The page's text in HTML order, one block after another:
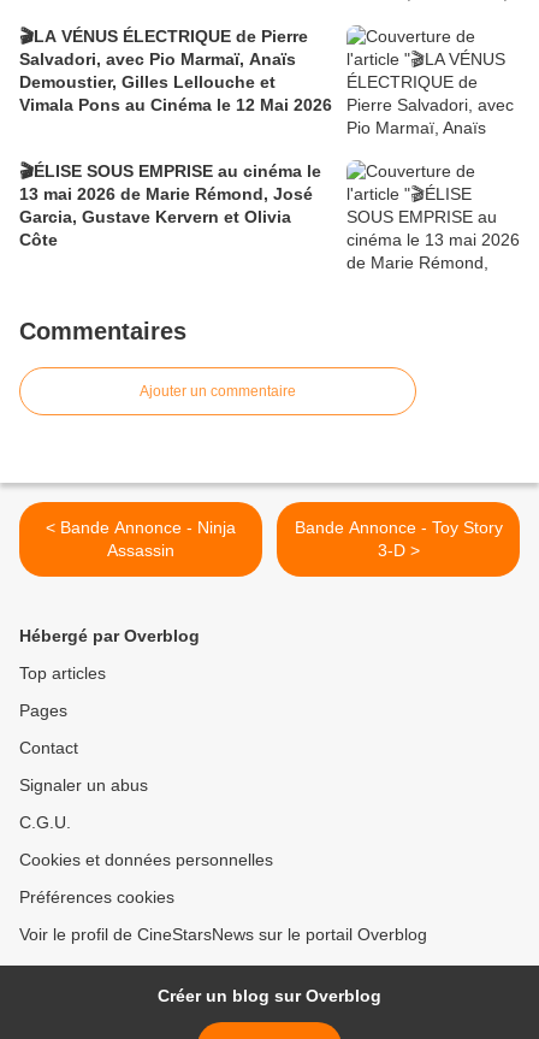
🎬LA VÉNUS ÉLECTRIQUE de Pierre
Salvadori, avec Pio Marmaï, Anaïs
Demoustier, Gilles Lellouche et
Vimala Pons au Cinéma le 12 Mai 2026
🎬ÉLISE SOUS EMPRISE au cinéma le
13 mai 2026 de Marie Rémond, José
Garcia, Gustave Kervern et Olivia
Côte
Commentaires
Ajouter un commentaire
< Bande Annonce - Ninja
Assassin
Bande Annonce - Toy Story
3-D >
Hébergé par Overblog
Top articles
Pages
Contact
Signaler un abus
C.G.U.
Cookies et données personnelles
Préférences cookies
Voir le profil de CineStarsNews sur le portail Overblog
Créer un blog sur Overblog